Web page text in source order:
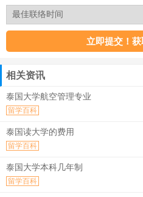
相关资讯
泰国大学航空管理专业
留学百科
泰国读大学的费用
留学百科
泰国大学本科几年制
留学百科